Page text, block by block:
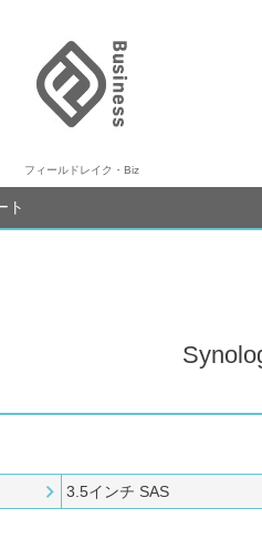
フィールドレイク・Biz
ト
3.5インチ SAS